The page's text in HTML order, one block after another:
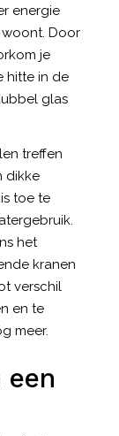
energie
Door
je
hitte in de
glas
treffen
dikke
toe te
het
kranen
verschil
en te
meer.
een